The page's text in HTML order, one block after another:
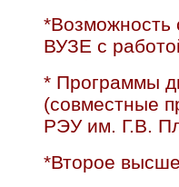
*Возможность
ВУЗЕ с
* Программы
(совместные
РЭУ им. Г.В.
*Второе